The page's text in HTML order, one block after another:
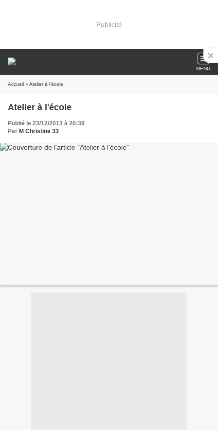
Publicité
MENU
Accueil » Atelier à l'école
Atelier à l'école
Publié le 23/12/2013 à 20:39
Par M Christine 33